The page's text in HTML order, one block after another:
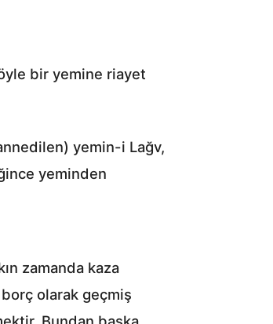
bir yemine riayet
yemin-i Lağv,
yeminden
zamanda kaza
olarak geçmiş